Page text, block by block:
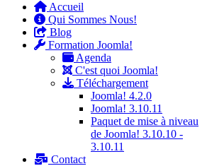
Accueil
Qui Sommes Nous!
Blog
Formation Joomla!
Agenda
C'est quoi Joomla!
Téléchargement
Joomla! 4.2.0
Joomla! 3.10.11
Paquet de mise à niveau
de Joomla! 3.10.10 -
3.10.11
Contact